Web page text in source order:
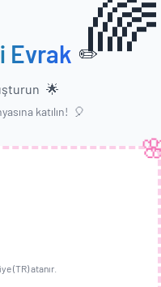
Evrak ✏️
🌟
katılın! 🎈
(TR) atanır.